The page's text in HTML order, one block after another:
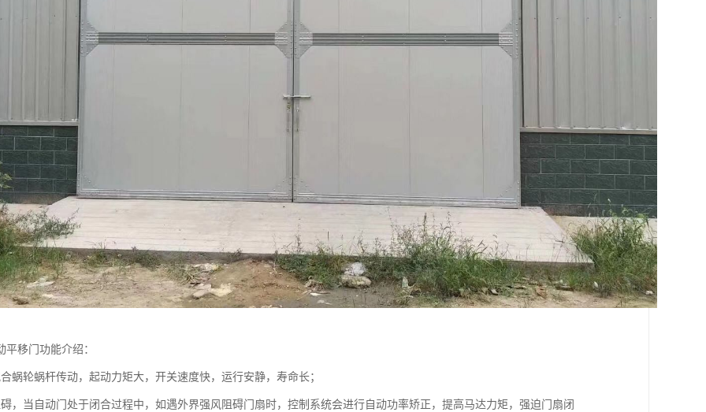
平移门功能介绍：
蜗轮蜗杆传动，起动力矩大，开关速度快，运行安静，寿命长；
，当自动门处于闭合过程中，如遇外界强风阻碍门扇时，控制系统会进行自动功率矫正，提高马达力矩，强迫门扇闭